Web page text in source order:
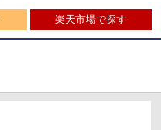
楽天市場で探す